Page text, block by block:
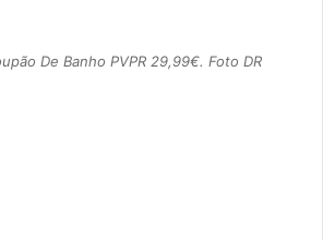
De Banho PVPR 29,99€. Foto DR